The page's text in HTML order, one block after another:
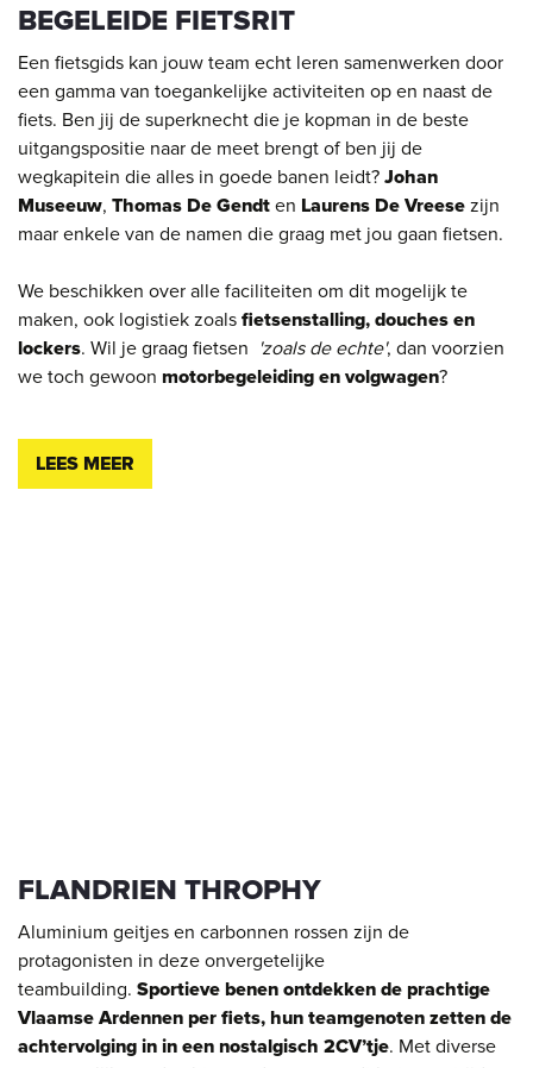
BEGELEIDE FIETSRIT
Een fietsgids kan jouw team echt leren samenwerken door
een gamma van toegankelijke activiteiten op en naast de
fiets. Ben jij de superknecht die je kopman in de beste
uitgangspositie naar de meet brengt of ben jij de
wegkapitein die alles in goede banen leidt? Johan
Museeuw, Thomas De Gendt en Laurens De Vreese zijn
maar enkele van de namen die graag met jou gaan fietsen.
We beschikken over alle faciliteiten om dit mogelijk te
maken, ook logistiek zoals fietsenstalling, douches en
lockers. Wil je graag fietsen 'zoals de echte', dan voorzien
we toch gewoon motorbegeleiding en volgwagen?
LEES MEER
FLANDRIEN THROPHY
Aluminium geitjes en carbonnen rossen zijn de
protagonisten in deze onvergetelijke
teambuilding. Sportieve benen ontdekken de prachtige
Vlaamse Ardennen per fiets, hun teamgenoten zetten de
achtervolging in in een nostalgisch 2CV’tje. Met diverse